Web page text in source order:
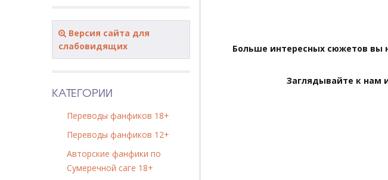
Больше интересных сюжетов вы
Заглядывайте к нам
Версия сайта для
слабовидящих
КАТЕГОРИИ
Переводы фанфиков 18+
Переводы фанфиков 12+
Авторские фанфики по
Сумеречной саге 18+